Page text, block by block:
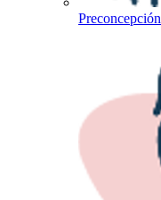
Preconcepción